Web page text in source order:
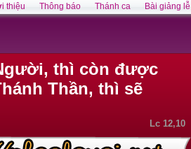
thì còn được
Thần, thì sẽ
Lc 12,10
Bài giảng lễ
Thánh ca
Thông báo
thiệu